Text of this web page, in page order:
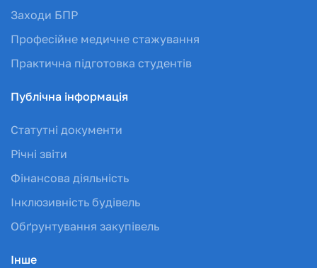
Заходи БПР
Професійне медичне стажування
Практична підготовка студентів
Публічна інформація
Статутні документи
Річні звіти
Фінансова діяльність
Інклюзивність будівель
Обґрунтування закупівель
Інше